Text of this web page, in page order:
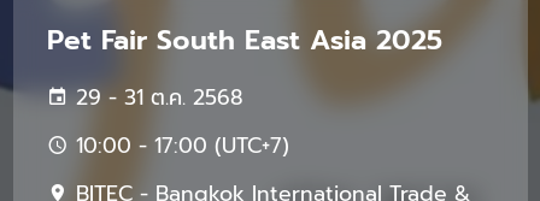
Pet Fair South East Asia 2025
29 - 31 ต.ค. 2568
10:00 - 17:00 (UTC+7)
BITEC - Bangkok International Trade &